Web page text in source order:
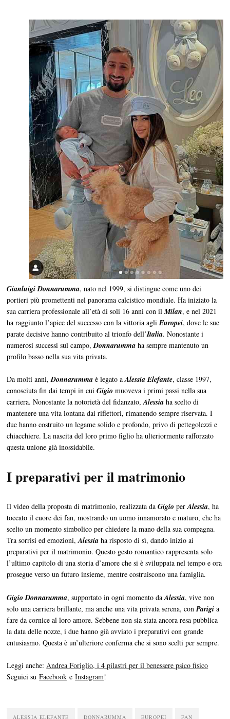
Gianluigi Donnarumma, nato nel 1999, si distingue come uno dei
portieri più promettenti nel panorama calcistico mondiale. Ha iniziato la
sua carriera professionale all’età di soli 16 anni con ilMilan, e nel 2021
ha raggiunto l’apice del successo con la vittoria agliEuropei, dove le sue
parate decisive hanno contribuito al trionfo dell’Italia. Nonostante i
numerosi successi sul campo,Donnarumma ha sempre mantenuto un
profilo basso nella sua vita privata.
Da molti anni,Donnarumma è legato aAlessia Elefante, classe 1997,
conosciuta fin dai tempi in cuiGigio muoveva i primi passi nella sua
carriera. Nonostante la notorietà del fidanzato,Alessia ha scelto di
mantenere una vita lontana dai riflettori, rimanendo sempre riservata. I
due hanno costruito un legame solido e profondo, privo di pettegolezzi e
chiacchiere. La nascita del loro primo figlio ha ulteriormente rafforzato
questa unione già inossidabile.
I preparativi per il matrimonio
Il video della proposta di matrimonio, realizzata daGigio perAlessia, ha
toccato il cuore dei fan, mostrando un uomo innamorato e maturo, che ha
scelto un momento simbolico per chiedere la mano della sua compagna.
Tra sorrisi ed emozioni,Alessia ha risposto di sì, dando inizio ai
preparativi per il matrimonio. Questo gesto romantico rappresenta solo
l’ultimo capitolo di una storia d’amore che si è sviluppata nel tempo e ora
prosegue verso un futuro insieme, mentre costruiscono una famiglia.
Gigio Donnarumma, supportato in ogni momento daAlessia, vive non
solo una carriera brillante, ma anche una vita privata serena, conParigi a
fare da cornice al loro amore. Sebbene non sia stata ancora resa pubblica
la data delle nozze, i due hanno già avviato i preparativi con grande
entusiasmo. Questa è un’ulteriore conferma che si sono scelti per sempre.
Leggi anche:Andrea Foriglio, i 4 pilastri per il benessere psico fisico
Seguici suFacebook eInstagram!
ALESSIA ELEFANTE DONNARUMMA EUROPEI FAN